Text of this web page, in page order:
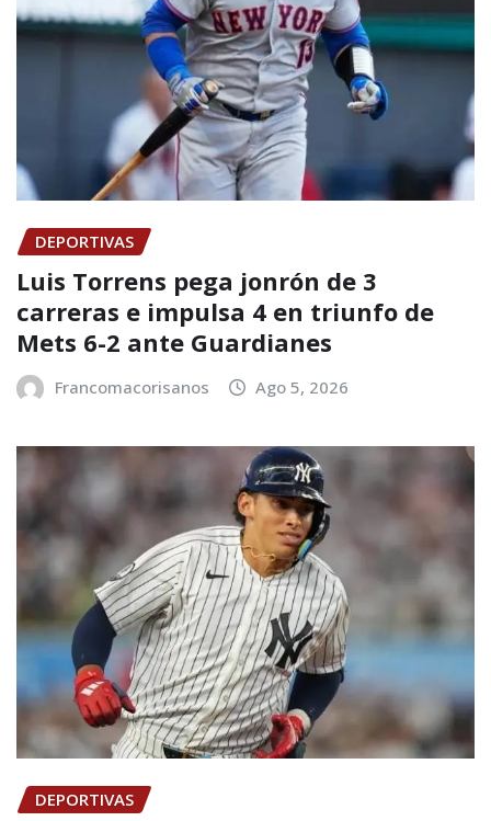
DEPORTIVAS
Luis Torrens pega jonrón de 3
carreras e impulsa 4 en triunfo de
Mets 6-2 ante Guardianes
Francomacorisanos Ago 5, 2026
DEPORTIVAS